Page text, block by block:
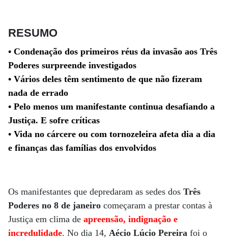
RESUMO
• Condenação dos primeiros réus da invasão aos Três
Poderes surpreende investigados
• Vários deles têm sentimento de que não fizeram
nada de errado
• Pelo menos um manifestante continua desafiando a
Justiça. E sofre críticas
• Vida no cárcere ou com tornozeleira afeta dia a dia
e finanças das famílias dos envolvidos
Os manifestantes que depredaram as sedes dos Três
Poderes no 8 de janeiro começaram a prestar contas à
Justiça em clima de apreensão, indignação e
incredulidade. No dia 14, Aécio Lúcio Pereira foi o